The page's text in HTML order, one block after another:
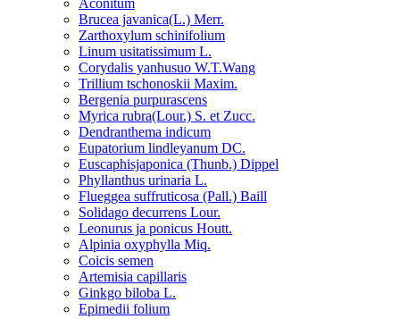
Aconitum
Brucea javanica(L.) Merr.
Zarthoxylum schinifolium
Linum usitatissimum L.
Corydalis yanhusuo W.T.Wang
Trillium tschonoskii Maxim.
Bergenia purpurascens
Myrica rubra(Lour.) S. et Zucc.
Dendranthema indicum
Eupatorium lindleyanum DC.
Euscaphisjaponica (Thunb.) Dippel
Phyllanthus urinaria L.
Flueggea suffruticosa (Pall.) Baill
Solidago decurrens Lour.
Leonurus ja ponicus Houtt.
Alpinia oxyphylla Miq.
Coicis semen
Artemisia capillaris
Ginkgo biloba L.
Epimedii folium